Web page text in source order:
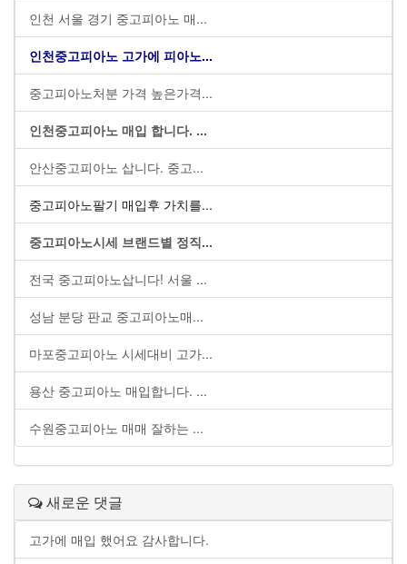
인천 서울 경기 중고피아노 매...
인천중고피아노 고가에 피아노...
중고피아노처분 가격 높은가격...
인천중고피아노 매입 합니다. ...
안산중고피아노 삽니다. 중고...
중고피아노팔기 매입후 가치를...
중고피아노시세 브랜드별 정직...
전국 중고피아노삽니다! 서울 ...
성남 분당 판교 중고피아노매...
마포중고피아노 시세대비 고가...
용산 중고피아노 매입합니다. ...
수원중고피아노 매매 잘하는 ...
새로운 댓글
고가에 매입 했어요 감사합니다.